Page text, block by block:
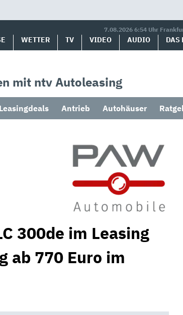
7.08.2026 6:54 Uhr
WETTER TV VIDEO AUDIO DAS
mit ntv Autoleasing
Antrieb Autohäuser
300de im Leasing
ab 770 Euro im